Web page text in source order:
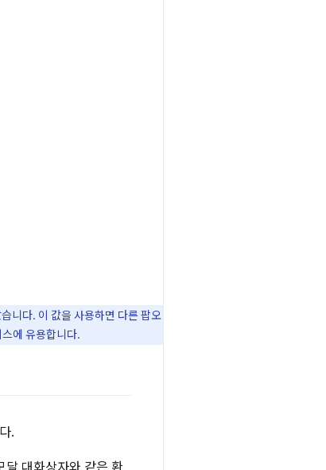
니다. 이 값을 사용하면 다른 팝오
에 유용합니다.
.